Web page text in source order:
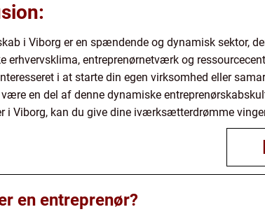
i Viborg er en spændende og dynamisk sektor,
erhvervsklima, entreprenørnetværk og
i at starte din egen virksomhed eller
en del af denne dynamiske
i Viborg, kan du give dine iværksætterdrømme
en entreprenør?